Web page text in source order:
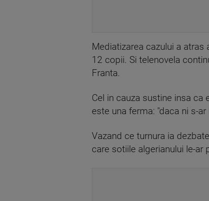
Mediatizarea cazului a
12 copii. Si telenovela
Franta.
Cel in cauza sustine insa ca
este una ferma: "daca ni s-
Vazand ce turnura ia
care sotiile algerianului le-ar